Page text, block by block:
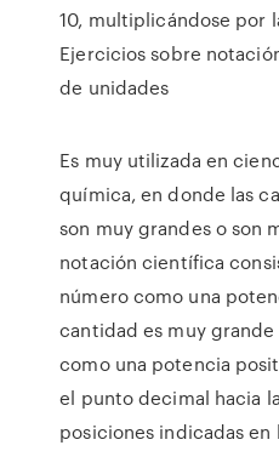
10, multiplicándose por
Ejercicios sobre
de unidades
Es muy utilizada en
química, en donde las
son muy grandes o son
notación científica
número como una
cantidad es muy
como una potencia
el punto decimal hacia
posiciones indicadas en